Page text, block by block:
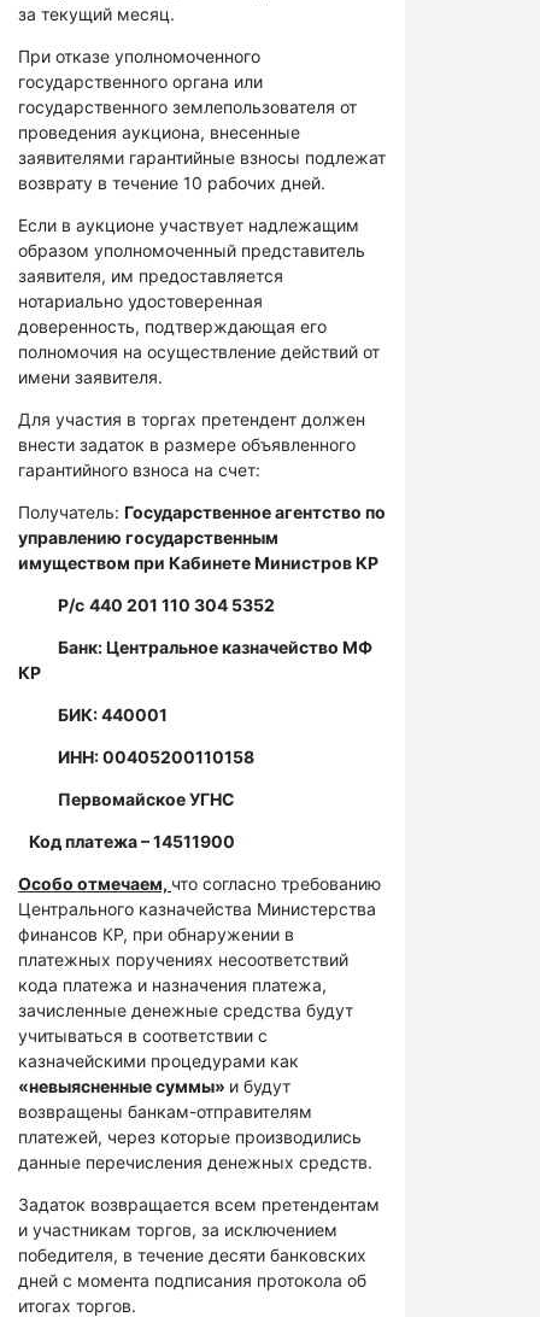
за текущий месяц.
При отказе уполномоченного
государственного органа или
государственного землепользователя от
проведения аукциона, внесенные
заявителями гарантийные взносы подлежат
возврату в течение 10 рабочих дней.
Если в аукционе участвует надлежащим
образом уполномоченный представитель
заявителя, им предоставляется
нотариально удостоверенная
доверенность, подтверждающая его
полномочия на осуществление действий от
имени заявителя.
Для участия в торгах претендент должен
внести задаток в размере объявленного
гарантийного взноса на счет:
Получатель: Государственное агентство по
управлению государственным
имуществом при Кабинете Министров КР
Р/с 440 201 110 304 5352
Банк: Центральное казначейство МФ
КР
БИК: 440001
ИНН: 00405200110158
Первомайское УГНС
Код платежа – 14511900
Особо отмечаем, что согласно требованию
Центрального казначейства Министерства
финансов КР, при обнаружении в
платежных поручениях несоответствий
кода платежа и назначения платежа,
зачисленные денежные средства будут
учитываться в соответствии с
казначейскими процедурами как
«невыясненные суммы» и будут
возвращены банкам-отправителям
платежей, через которые производились
данные перечисления денежных средств.
Задаток возвращается всем претендентам
и участникам торгов, за исключением
победителя, в течение десяти банковских
дней с момента подписания протокола об
итогах торгов.